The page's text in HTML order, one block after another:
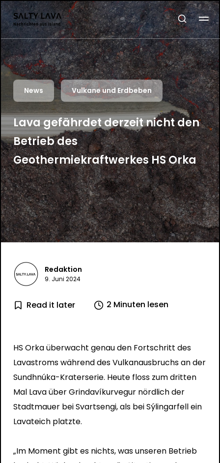
News Vulkane und Erdbeben
Lava gefährdet derzeit nicht den
Betrieb des
Geothermiekraftwerkes HS Orka
Redaktion
9. Juni 2024
Read it later 2 Minuten lesen
HS Orka überwacht genau den Fortschritt des
Lavastroms während des Vulkanausbruchs an der
Sundhnúka-Kraterserie. Heute floss zum dritten
Mal Lava über Grindavíkurvegur nördlich der
Stadtmauer bei Svartsengi, als bei Sýlingarfell ein
Lavateich platzte.
„Im Moment gibt es nichts, was unseren Betrieb